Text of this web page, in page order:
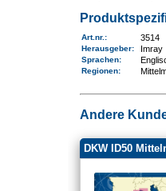
Art.nr. : 3514
Herausgeber: Imray
Sprachen:
Regionen:
Andere
DKW ID50